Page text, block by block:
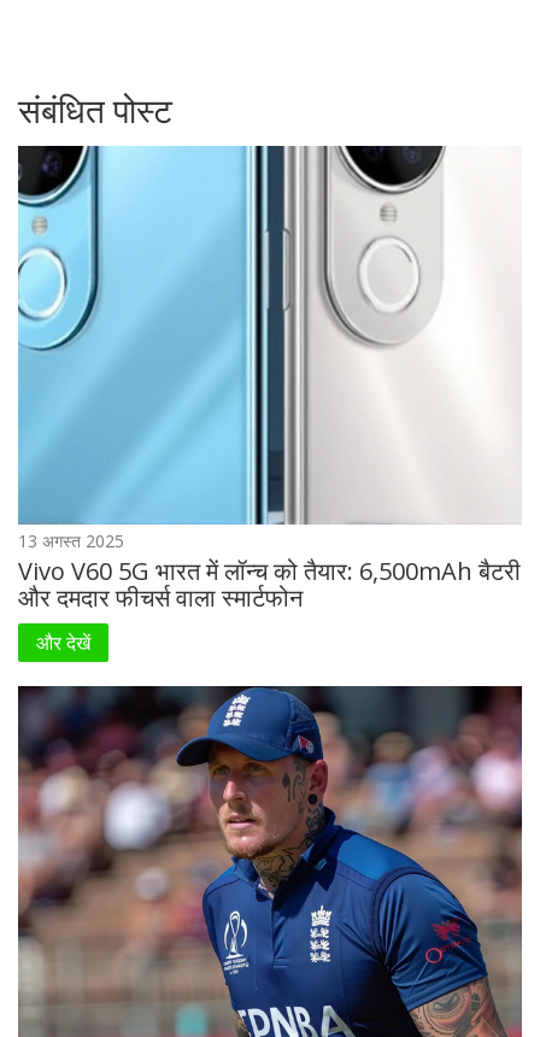
संबंधित पोस्ट
13 अगस्त 2025
Vivo V60 5G भारत में लॉन्च को तैयार: 6,500mAh बैटरी
और दमदार फीचर्स वाला स्मार्टफोन
और देखें